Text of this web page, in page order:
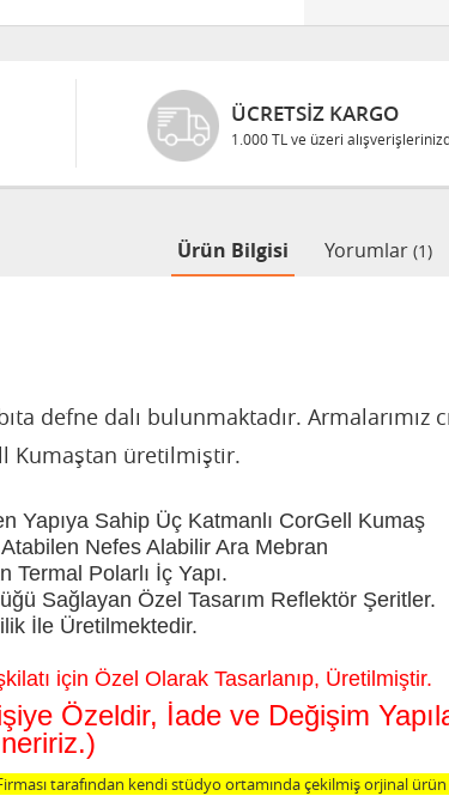
ÜCRETSIZ KARGO
1.000 TL ve üzeri
Ürün Bilgisi Yorumlar (1)
defne dalı bulunmaktadır. Armalarımız
Kumaştan üretilmiştir.
Yapıya Sahip Üç Katmanlı CorGell Kumaş
Nefes Alabilir Ara Mebran
Termal Polarlı İç Yapı.
Sağlayan Özel Tasarım Reflektör Şeritler.
İle Üretilmektedir.
için Özel Olarak Tasarlanıp, Üretilmiştir.
Özeldir, İade ve Değişim
tarafından kendi stüdyo ortamında çekilmiş orjinal ürün